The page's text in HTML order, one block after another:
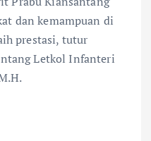
dan kemampuan di
prestasi, tutur
Letkol Infanteri